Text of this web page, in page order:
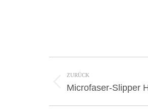
navigation
ZURÜCK
Previous
Microfaser-Slipper